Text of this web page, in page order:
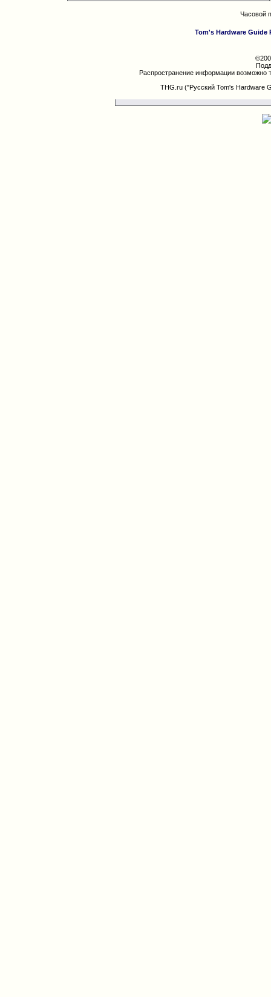
Часовой
Tom's Hardware Guide
Распространение информации возможно
THG.ru ("Русский Tom's Hardware